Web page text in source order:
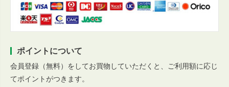
ポイントについて
会員登録（無料）をしてお買物していただくと、ご利用額に応じ
てポイントがつきます。